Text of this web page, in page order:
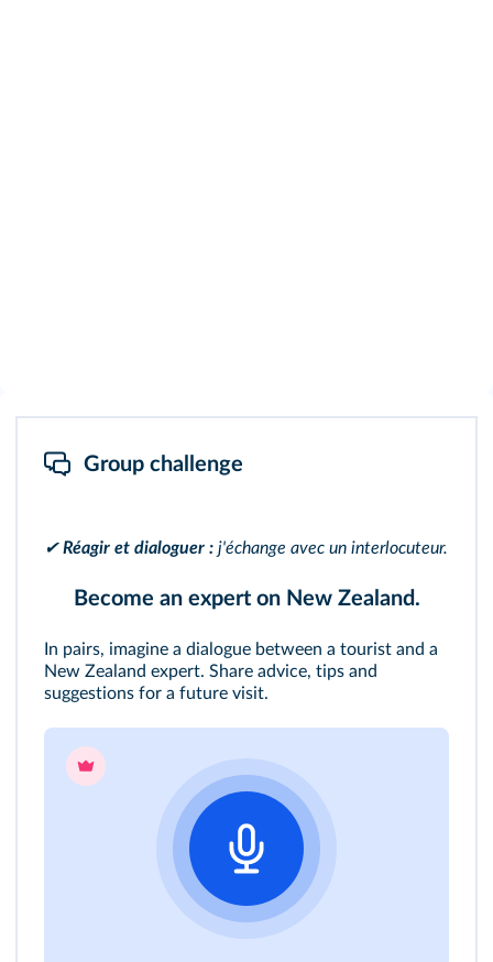
Group challenge
✔Réagir et dialoguer : j'échange avec un interlocuteur.
Become an expert on New Zealand.
In pairs, imagine a dialogue between a tourist and a
New Zealand expert. Share advice, tips and
suggestions for a future visit.